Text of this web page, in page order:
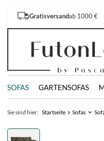
Gratisversandab 1000 €
SOFAS GARTENSOFAS
Sie sind hier: Startseite Sofas